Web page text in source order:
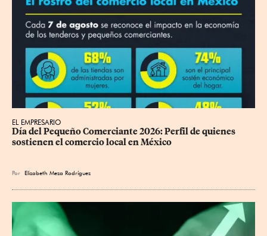
EL EMPRESARIO
Día del Pequeño Comerciante 2026: Perfil de quienes
sostienen el comercio local en México
Por Elizabeth Meza Rodríguez